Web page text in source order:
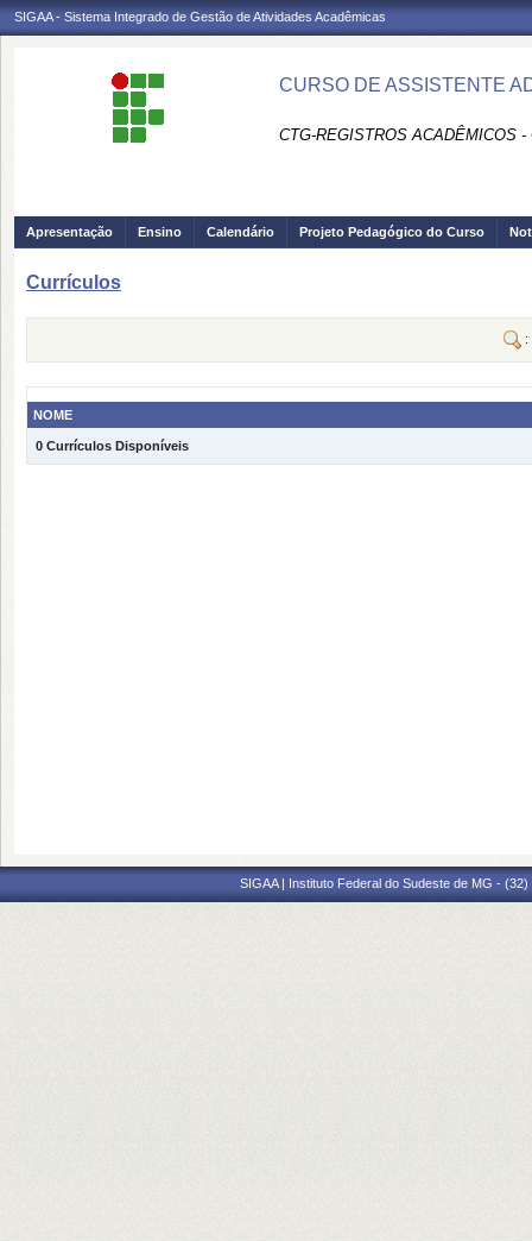
SIGAA - Sistema Integrado de Gestão de Atividades Acadêmicas
CURSO DE ASSISTENTE
CTG-REGISTROS ACADÊMICOS -
Apresentação Ensino Calendário Projeto Pedagógico do Curso
Currículos
:
NOME
0 Currículos Disponíveis
SIGAA | Instituto Federal do Sudeste de MG -